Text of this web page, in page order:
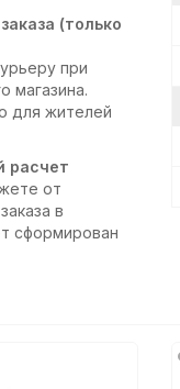
(только
при
магазина.
для жителей
расчет
от
в
сформирован